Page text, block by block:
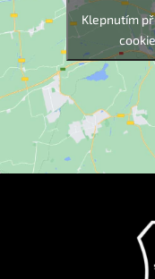
Klepnutím